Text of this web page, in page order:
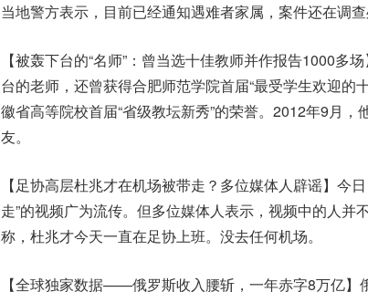
当地警方表示，目前已经通知遇难者家属，案件还在调查
【被轰下台的“名师”：曾当选十佳教师并作报告1000多
台的老师，还曾获得合肥师范学院首届“最受学生欢迎的
徽省高等院校首届“省级教坛新秀”的荣誉。2012年9月
友。
【足协高层杜兆才在机场被带走？多位媒体人辟谣】今
走”的视频广为流传。但多位媒体人表示，视频中的人并
称，杜兆才今天一直在足协上班。没去任何机场。
【全球独家数据——俄罗斯收入腰斩，一年赤字8万亿】